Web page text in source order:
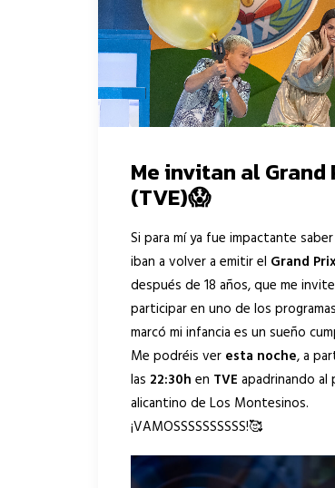
Me invitan al Grand
(TVE)😱
Si para mí ya fue impactante
iban a volver a emitir el Grand
después de 18 años, que me
participar en uno de los
marcó mi infancia es un sueño
Me podréis ver esta noche, a
las 22:30h en TVE apadrinando al
alicantino de Los Montesinos.
¡VAMOSSSSSSSSSS!🥰